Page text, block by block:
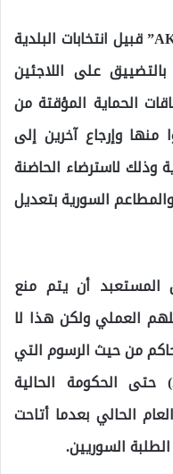
كما فعل حزب العدالة والتنمية “AKP” قبيل انتخابات البلدية
على اللاجئين
الحماية المؤقتة من
وإرجاع آخرين إلى
وذلك لاسترضاء الحاضنة
السورية بتعديل
المستعبد أن يتم منع
العملي ولكن هذا لا
من حيث الرسوم التي
تم استثناء الطلبة منها (2013) حتى الحكومة الحالية
الحالي بعدما أتاحت
السوريين.